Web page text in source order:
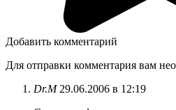
Добавить комментарий
Для отправки комментария вам
Dr.M 29.06.2006 в 12:19